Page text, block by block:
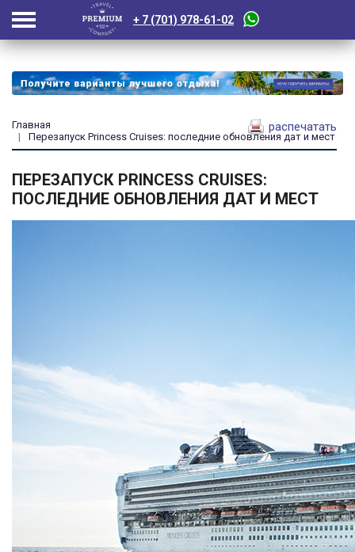
+ 7 (701) 978-61-02
Главная
Перезапуск Princess Cruises: последние обновления дат и мест
распечатать
ПЕРЕЗАПУСК PRINCESS CRUISES:
ПОСЛЕДНИЕ ОБНОВЛЕНИЯ ДАТ И МЕСТ